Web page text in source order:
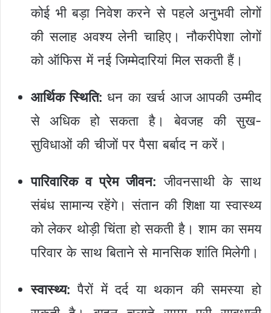
कोई भी बड़ा निवेश करने से पहले अनुभवी लोगों
की सलाह अवश्य लेनी चाहिए। नौकरीपेशा लोगों
को ऑफिस में नई जिम्मेदारियां मिल सकती हैं।
आर्थिक स्थिति: धन का खर्च आज आपकी उम्मीद
से अधिक हो सकता है। बेवजह की सुख-
सुविधाओं की चीजों पर पैसा बर्बाद न करें।
पारिवारिक व प्रेम जीवन: जीवनसाथी के साथ
संबंध सामान्य रहेंगे। संतान की शिक्षा या स्वास्थ्य
को लेकर थोड़ी चिंता हो सकती है। शाम का समय
परिवार के साथ बिताने से मानसिक शांति मिलेगी।
स्वास्थ्य: पैरों में दर्द या थकान की समस्या हो